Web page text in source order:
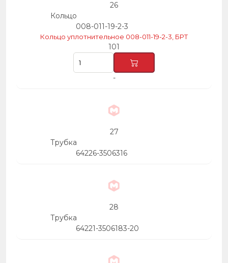
26
Кольцо
008-011-19-2-3
Кольцо уплотнительное 008-011-19-2-3, БРТ
101
-
27
Трубка
64226-3506316
28
Трубка
64221-3506183-20